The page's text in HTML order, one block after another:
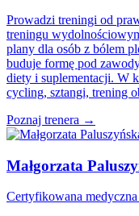
Prowadzi treningi od
treningu
plany dla osób z bólem
buduje formę pod
diety i suplementacji. W
cycling, sztangi, trening
Poznaj trenera →
Małgorzata
Certyfikowana medyczna